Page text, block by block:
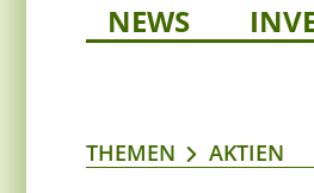
NEWS
THEMEN AKTIEN